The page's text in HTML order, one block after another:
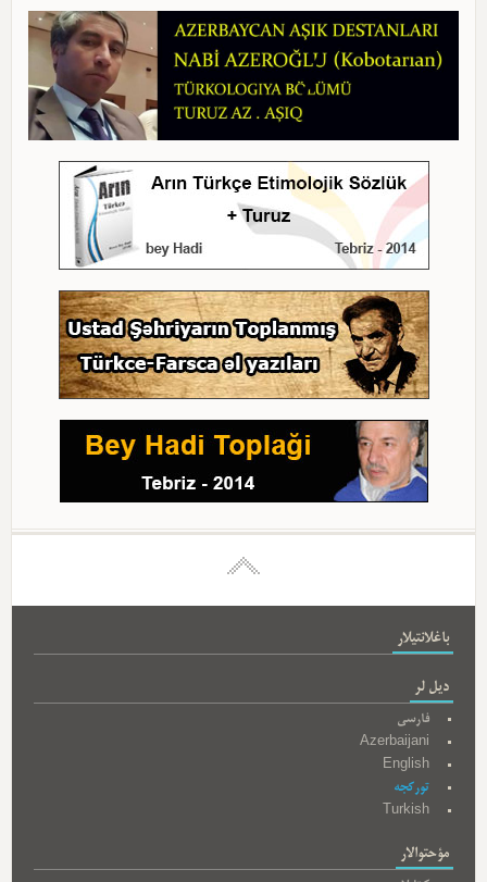
باغلانتیلار
دیل لر
فارسی
Azerbaijani
English
تورکجه
Turkish
مؤحتوالار